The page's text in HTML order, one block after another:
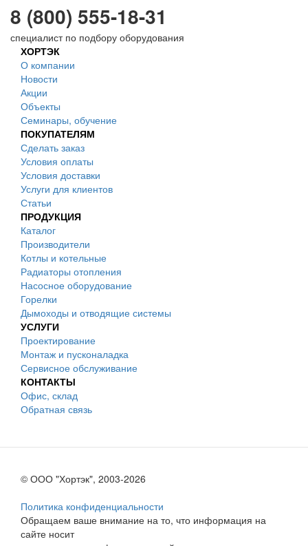
8 (800) 555-18-31
специалист по подбору оборудования
ХОРТЭК
О компании
Новости
Акции
Объекты
Семинары, обучение
ПОКУПАТЕЛЯМ
Сделать заказ
Условия оплаты
Условия доставки
Услуги для клиентов
Статьи
ПРОДУКЦИЯ
Каталог
Производители
Котлы и котельные
Радиаторы отопления
Насосное оборудование
Горелки
Дымоходы и отводящие системы
УСЛУГИ
Проектирование
Монтаж и пусконаладка
Сервисное обслуживание
КОНТАКТЫ
Офис, склад
Обратная связь
© ООО "Хортэк", 2003-2026
Политика конфиденциальности
Обращаем ваше внимание на то, что информация на
сайте носит